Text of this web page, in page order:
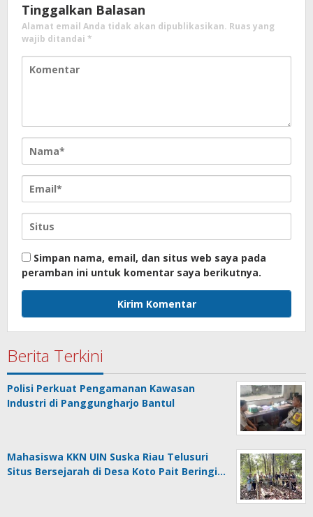
Tinggalkan Balasan
Alamat email Anda tidak akan dipublikasikan. Ruas yang
wajib ditandai *
Simpan nama, email, dan situs web saya pada
peramban ini untuk komentar saya berikutnya.
Berita Terkini
Polisi Perkuat Pengamanan Kawasan
Industri di Panggungharjo Bantul
Mahasiswa KKN UIN Suska Riau Telusuri
Situs Bersejarah di Desa Koto Pait Beringi…